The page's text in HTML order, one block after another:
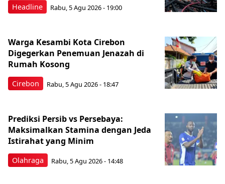
Headline Rabu, 5 Agu 2026 - 19:00
Cirebon
Warga Kesambi Kota Cirebon
Digegerkan Penemuan Jenazah di
Rumah Kosong
Rabu, 5 Agu 2026 - 18:47
Olahraga
Prediksi Persib vs Persebaya:
Maksimalkan Stamina dengan Jeda
Istirahat yang Minim
Rabu, 5 Agu 2026 - 14:48